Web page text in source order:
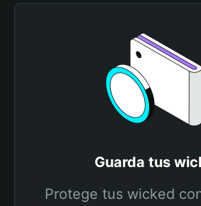
Guarda tus
Protege tus wicked